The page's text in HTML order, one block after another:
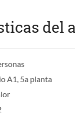
del
A1, 5a planta